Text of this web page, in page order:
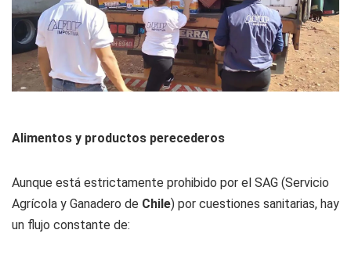
Alimentos y productos perecederos
Aunque está estrictamente prohibido por el SAG (Servicio
Agrícola y Ganadero de Chile) por cuestiones sanitarias, hay
un flujo constante de: